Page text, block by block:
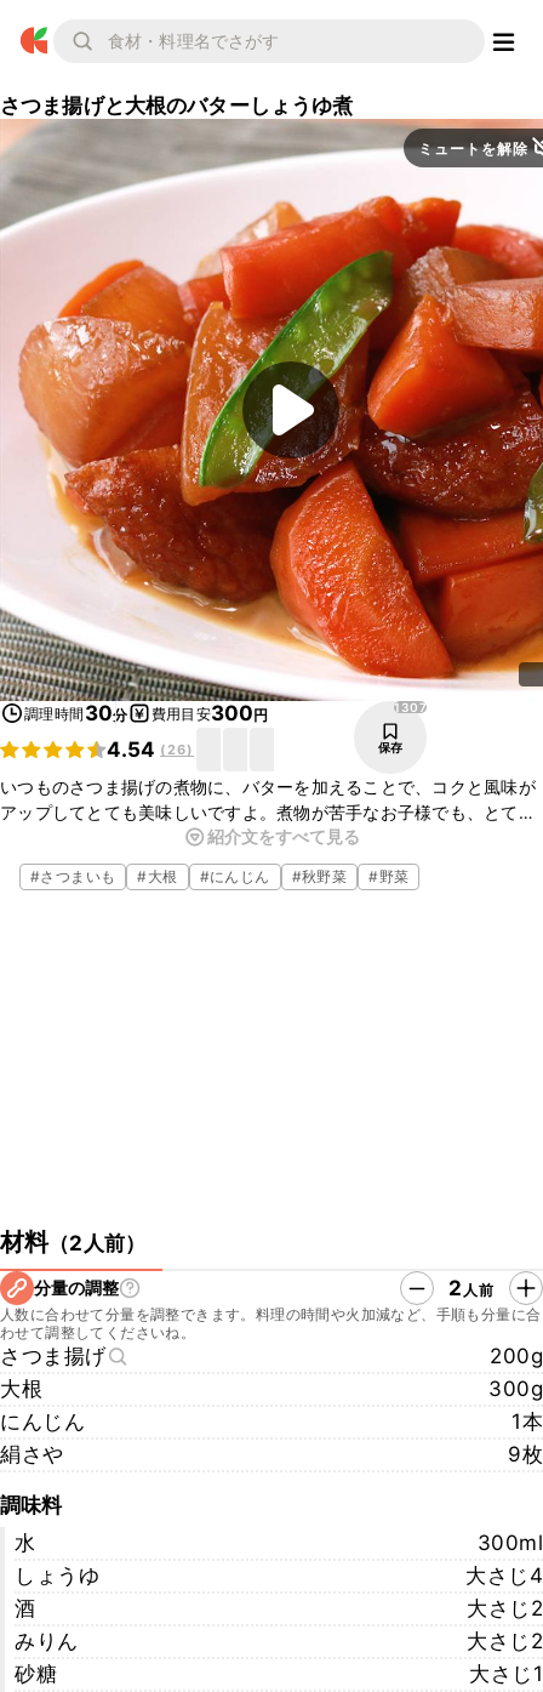
さつま揚げと大根のバターしょうゆ煮
ミュートを解除
調理時間 30分 費用目安300円
4.54 (26)
1307
保存
いつものさつま揚げの煮物に、バターを加えることで、コクと風味が
アップしてとても美味しいですよ。煮物が苦手なお子様でも、とても
食べやすくなりますし、お酒のおつまみとしてもぴったりですよ。ぜ
ひお試しくださいね。
紹介文をすべて見る
#さつまいも #大根 #にんじん #秋野菜 #野菜
材料（2人前）
分量の調整 2 人前
人数に合わせて分量を調整できます。料理の時間や火加減など、手順も分量に合
わせて調整してくださいね。
さつま揚げ
200g
大根
300g
にんじん
1本
絹さや
9枚
調味料
水
300ml
しょうゆ
大さじ4
酒
大さじ2
みりん
大さじ2
砂糖
大さじ1